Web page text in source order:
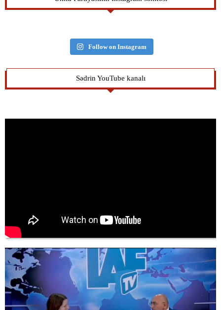
Follow on Instagram
Sədrin YouTube kanalı